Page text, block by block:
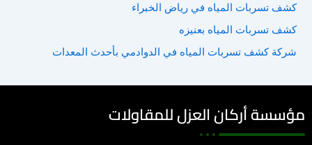
ن
:
كشف تسربات المياه في رياض الخبراء
كشف تسربات المياه بعنيزه
شركة كشف تسربات المياه في الدوادمي بأحدث المعدات
مؤسسة أركان العزل للمقاولات